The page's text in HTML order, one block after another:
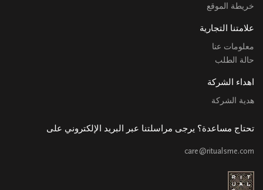
خريطة الموقع
علامتنا التجارية
معلومات عنا
حالة الطلب
اهداء الشركة
هدية الشركة
تحتاج مساعدة؟ يرجى مراسلتنا عبر البريد الإلكتروني على
care@ritualsme.com